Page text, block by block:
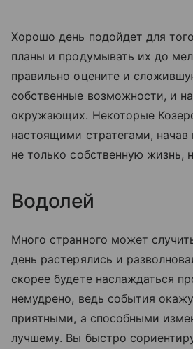
Хорошо день подойдет для
планы и продумывать их до
правильно оцените и
собственные возможности, и
окружающих. Некоторые
настоящими стратегами,
не только собственную жизнь,
Водолей
Много странного может
день растерялись и
скорее будете наслаждаться
немудрено, ведь события
приятными, а способными
лучшему. Вы быстро